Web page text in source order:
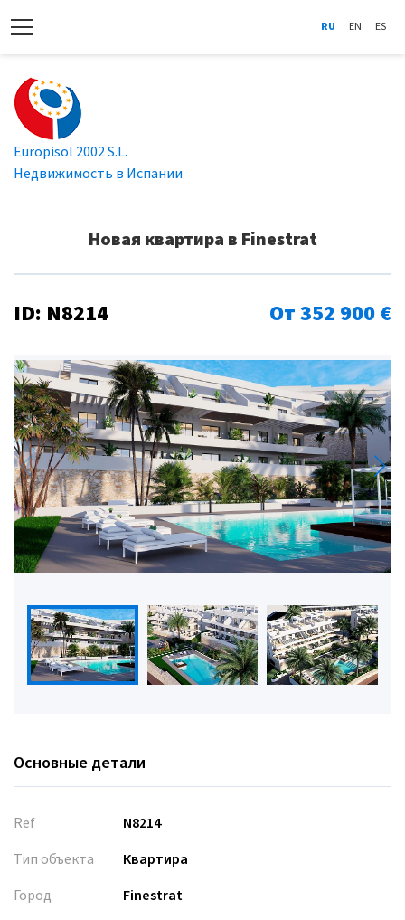
RU EN ES
Europisol 2002 S.L.
Недвижимость в Испании
Новая квартира в Finestrat
ID: N8214 От 352 900 €
Основные детали
Ref
N8214
Тип объекта
Квартира
Город
Finestrat